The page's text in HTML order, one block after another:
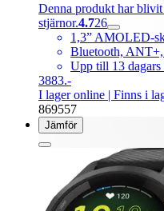
Denna produkt har
stjärnor.4.726
1,3” AMOLED-
Bluetooth, ANT+,
Upp till 13 dagars
3883.-
I lager online | Finns i
869557
Jämför